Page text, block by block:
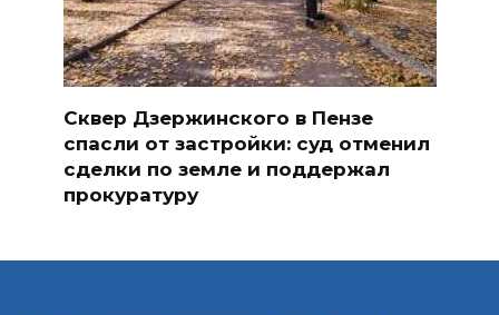
Сквер Дзержинского в Пензе
спасли от застройки: суд отменил
сделки по земле и поддержал
прокуратуру